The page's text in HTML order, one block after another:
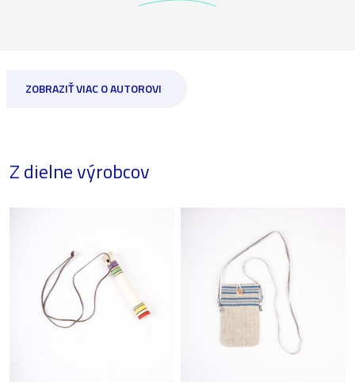
ZOBRAZIŤ VIAC O AUTOROVI
Z dielne výrobcov